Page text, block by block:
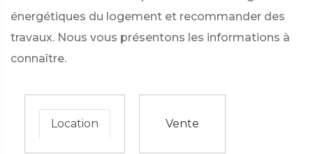
énergétiques du logement et recommander des
travaux. Nous vous présentons les informations à
connaître.
Location Vente